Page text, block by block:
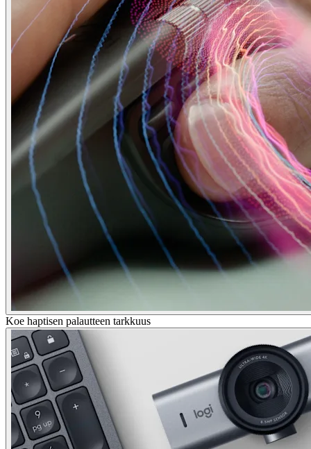
Koe haptisen palautteen tarkkuus